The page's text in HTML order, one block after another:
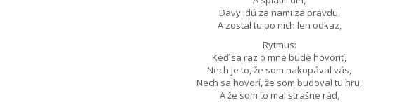
Davy idú za nami za pravdu,
A zostal tu po nich len odkaz,
Rytmus:
Keď sa raz o mne bude hovoriť,
Nech je to, že som nakopával vás,
Nech sa hovorí, že som budoval tu hru,
A že som to mal strašne rád,